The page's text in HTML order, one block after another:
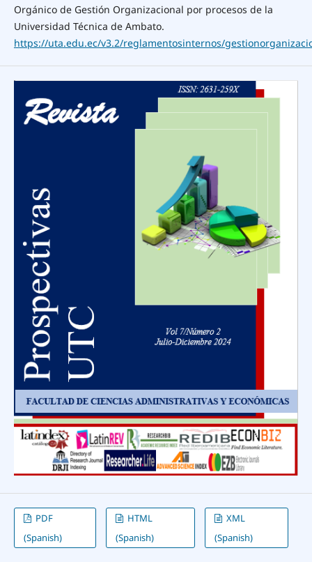
Orgánico de Gestión Organizacional por procesos de la
Universidad Técnica de Ambato.
https://uta.edu.ec/v3.2/reglamentosinternos/
PDF
(Spanish)
HTML
(Spanish)
XML
(Spanish)